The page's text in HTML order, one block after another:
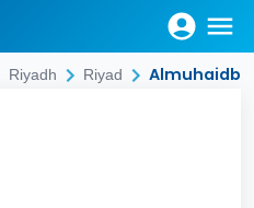
Riyadh Riyad Almuhaidb